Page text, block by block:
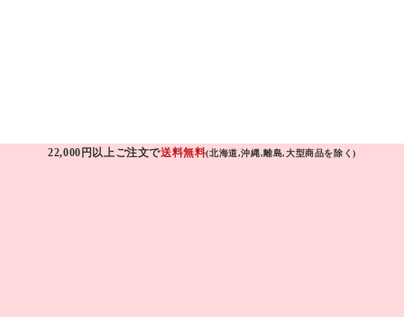
22,000円以上ご注文で送料無料(北海道,沖縄,離島,大型商品を除く)